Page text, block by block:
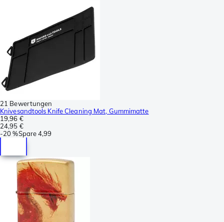
21 Bewertungen
Knivesandtools Knife Cleaning Mat, Gummimatte
19,96 €
24,95 €
-20 %Spare4,99